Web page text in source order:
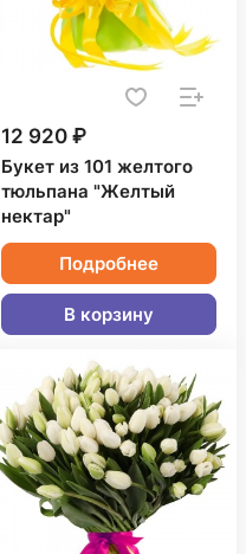
12 920 ₽
Букет из 101 желтого
тюльпана "Желтый
нектар"
Подробнее
В корзину